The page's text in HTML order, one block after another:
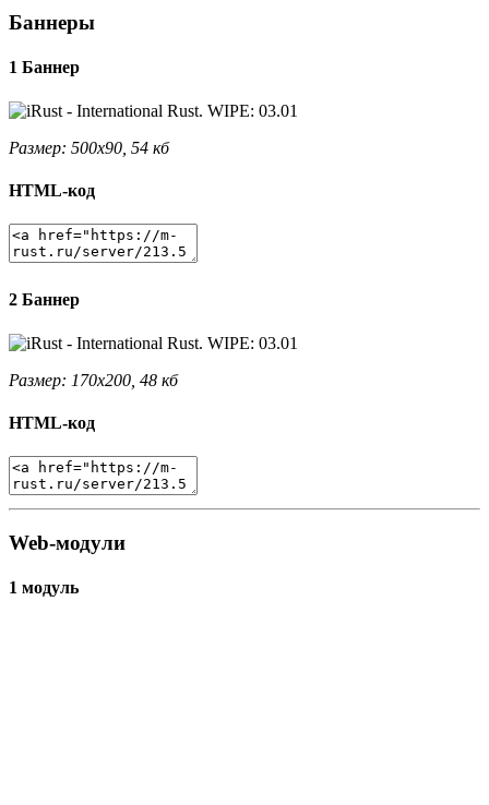
Баннеры
1 Баннер
Размер: 500x90, 54 кб
HTML-код
2 Баннер
Размер: 170x200, 48 кб
HTML-код
Web-модули
1 модуль